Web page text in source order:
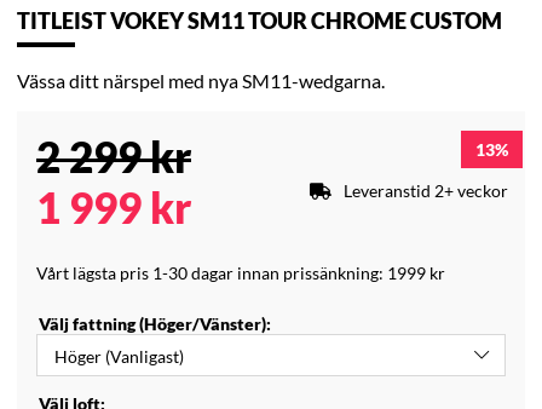
TITLEIST VOKEY SM11 TOUR CHROME CUSTOM
Vässa ditt närspel med nya SM11-wedgarna.
2 299kr
1 999 kr
Vårt lägsta pris 1-30 dagar innan prissänkning: 1999 kr
13
Leveranstid 2+ veckor
Välj fattning (Höger/Vänster):
Välj loft: